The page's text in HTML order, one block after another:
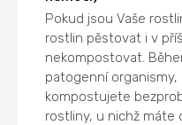
Pokud jsou Vaše
rostlin pěstovat i v
nekompostovat.
patogenní organismy,
kompostujete
rostliny, u nichž máte